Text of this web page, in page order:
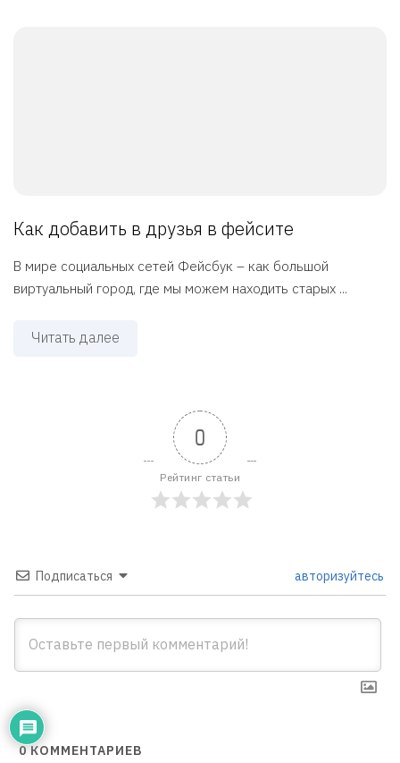
Как добавить в друзья в фейсите
В мире социальных сетей Фейсбук – как большой
виртуальный город, где мы можем находить старых ...
Читать далее
0
Рейтинг статьи
Подписаться авторизуйтесь
0КОММЕНТАРИЕВ